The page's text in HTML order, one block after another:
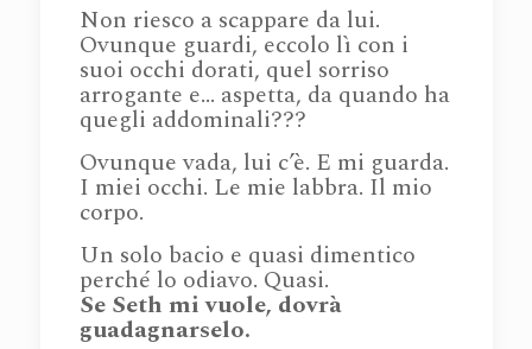
Non riesco a scappare da lui.
Ovunque guardi, eccolo lì con i
suoi occhi dorati, quel sorriso
arrogante e… aspetta, da quando ha
quegli addominali???
Ovunque vada, lui c’è. E mi guarda.
I miei occhi. Le mie labbra. Il mio
corpo.
Un solo bacio e quasi dimentico
perché lo odiavo. Quasi.
Se Seth mi vuole, dovrà
guadagnarselo.